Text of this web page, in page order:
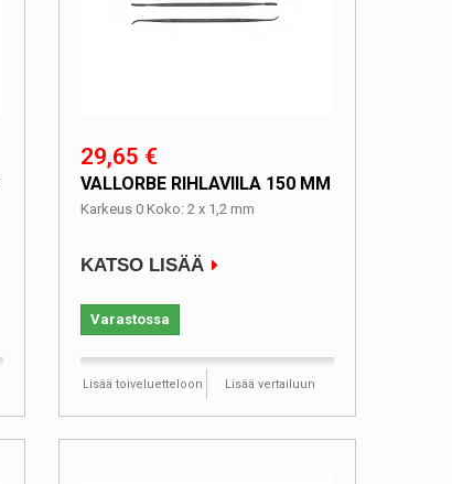
29,65 €
VALLORBE RIHLAVIILA 150 MM
Karkeus 0 Koko: 2 x 1,2 mm
KATSO LISÄÄ
Varastossa
Lisää toiveluetteloon Lisää vertailuun